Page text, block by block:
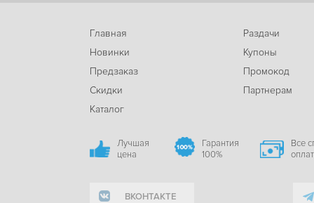
Главная
Новинки
Предзаказ
Скидки
Каталог
Раздачи
Купоны
Промокод
Партнерам
Лучшая
цена
Гарантия
100%
Все
ВКОНТАКТЕ